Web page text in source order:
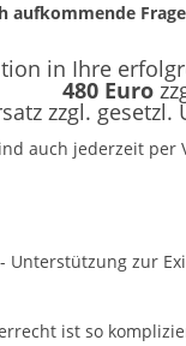
aufkommende
in Ihre
480 Euro
zzgl. gesetzl.
auch jederzeit per
ist so